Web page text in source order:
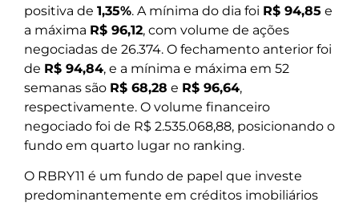
positiva de 1,35%. A mínima do dia foi R$ 94,85 e
a máxima R$ 96,12, com volume de ações
negociadas de 26.374. O fechamento anterior foi
de R$ 94,84, e a mínima e máxima em 52
semanas são R$ 68,28 e R$ 96,64,
respectivamente. O volume financeiro
negociado foi de R$ 2.535.068,88, posicionando o
fundo em quarto lugar no ranking.
O RBRY11 é um fundo de papel que investe
predominantemente em créditos imobiliários